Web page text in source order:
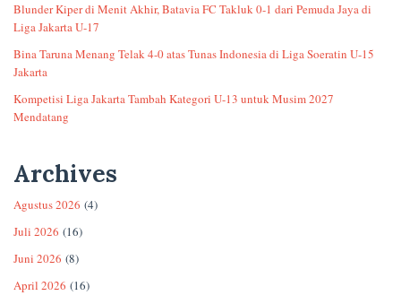
Blunder Kiper di Menit Akhir, Batavia FC Takluk 0-1 dari Pemuda Jaya di
Liga Jakarta U-17
Bina Taruna Menang Telak 4-0 atas Tunas Indonesia di Liga Soeratin U-15
Jakarta
Kompetisi Liga Jakarta Tambah Kategori U-13 untuk Musim 2027
Mendatang
Archives
Agustus 2026 (4)
Juli 2026 (16)
Juni 2026 (8)
April 2026 (16)